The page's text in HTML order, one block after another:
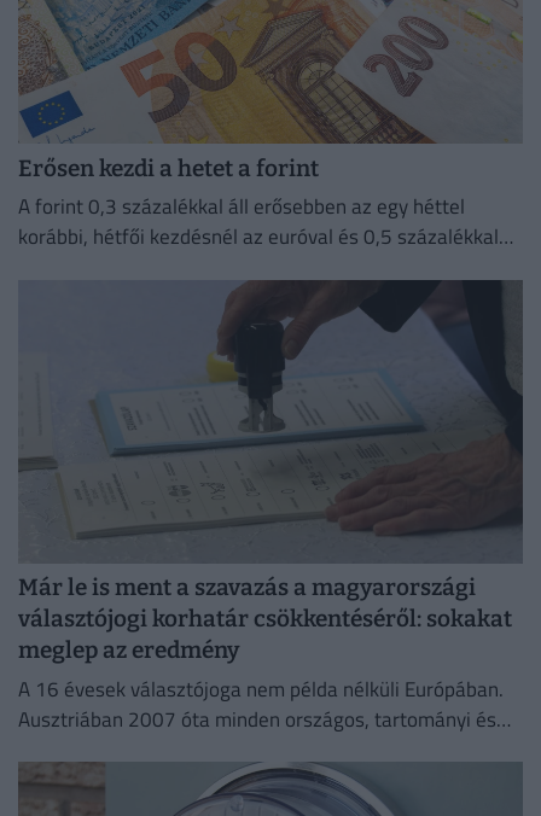
Erősen kezdi a hetet a forint
A forint 0,3 százalékkal áll erősebben az egy héttel
korábbi, hétfői kezdésnél az euróval és 0,5 százalékkal
Már le is ment a szavazás a magyarországi
választójogi korhatár csökkentéséről: sokakat
meglep az eredmény
A 16 évesek választójoga nem példa nélküli Európában.
Ausztriában 2007 óta minden országos, tartományi és
évesek.